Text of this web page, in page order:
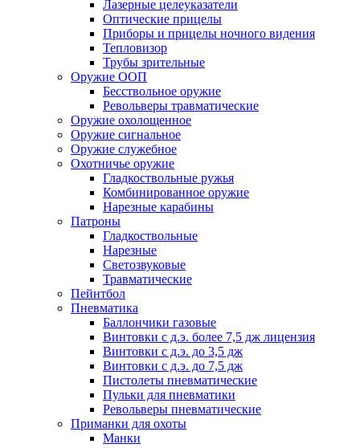
Лазерные целеуказатели
Оптические прицелы
Приборы и прицелы ночного видения
Тепловизор
Трубы зрительные
Оружие ООП
Бесствольное оружие
Револьверы травматические
Оружие охолощенное
Оружие сигнальное
Оружие служебное
Охотничье оружие
Гладкоствольные ружья
Комбинированное оружие
Нарезные карабины
Патроны
Гладкоствольные
Нарезные
Светозвуковые
Травматические
Пейнтбол
Пневматика
Баллончики газовые
Винтовки с д.э. более 7,5 дж лицензия
Винтовки с д.э. до 3,5 дж
Винтовки с д.э. до 7,5 дж
Пистолеты пневматические
Пульки для пневматики
Револьверы пневматические
Приманки для охоты
Манки